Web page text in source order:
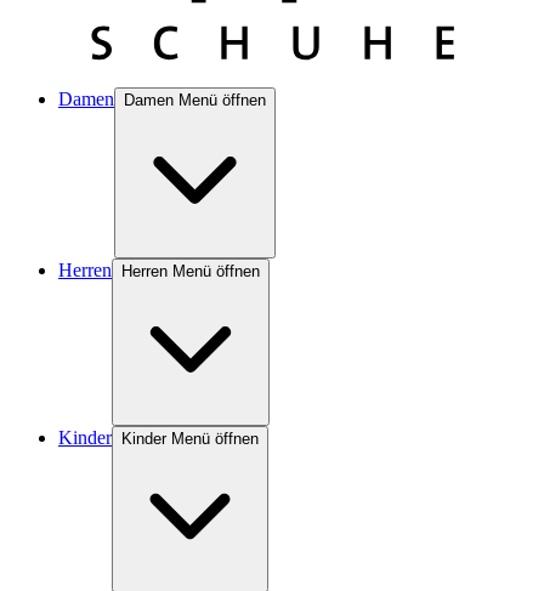
Damen Damen Menü öffnen
Herren Herren Menü öffnen
Kinder Kinder Menü öffnen